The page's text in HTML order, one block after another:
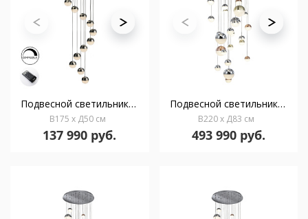
Подвесной светильник Sphere LED 14L Ø51 DIM BLUETOOTH хром
В175 x Д50 см
137 990 руб.
Подвесной светильник Sphere LED 27L Ø80 DIM BLUETOOTH цветной
В220 x Д83 см
493 990 руб.